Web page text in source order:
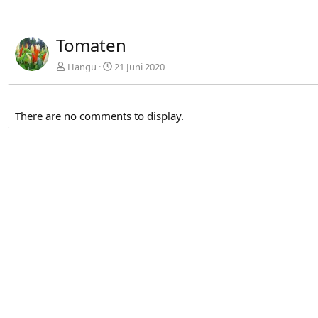
Tomaten
Hangu 21 Juni 2020
There are no comments to display.